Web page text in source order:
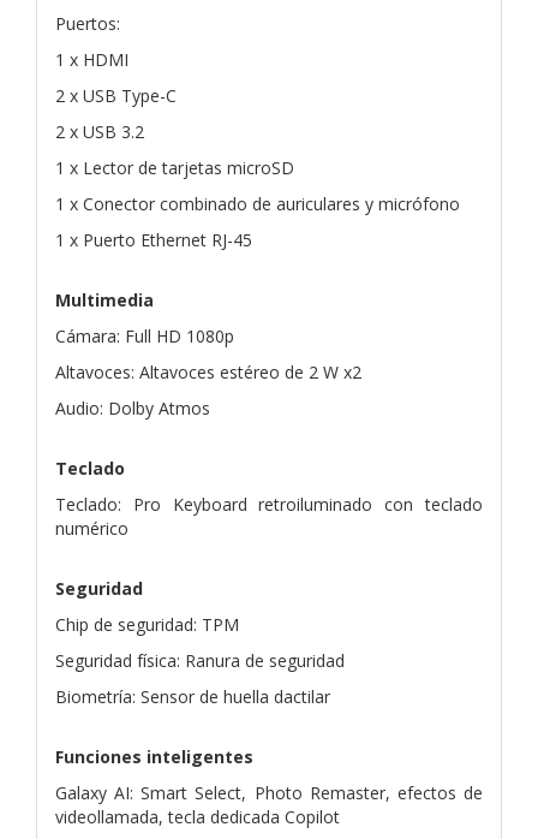
Puertos:
1 x HDMI
2 x USB Type-C
2 x USB 3.2
1 x Lector de tarjetas microSD
1 x Conector combinado de auriculares y micrófono
1 x Puerto Ethernet RJ-45
Multimedia
Cámara: Full HD 1080p
Altavoces: Altavoces estéreo de 2 W x2
Audio: Dolby Atmos
Teclado
Teclado: Pro Keyboard retroiluminado con teclado
numérico
Seguridad
Chip de seguridad: TPM
Seguridad física: Ranura de seguridad
Biometría: Sensor de huella dactilar
Funciones inteligentes
Galaxy AI: Smart Select, Photo Remaster, efectos de
videollamada, tecla dedicada Copilot